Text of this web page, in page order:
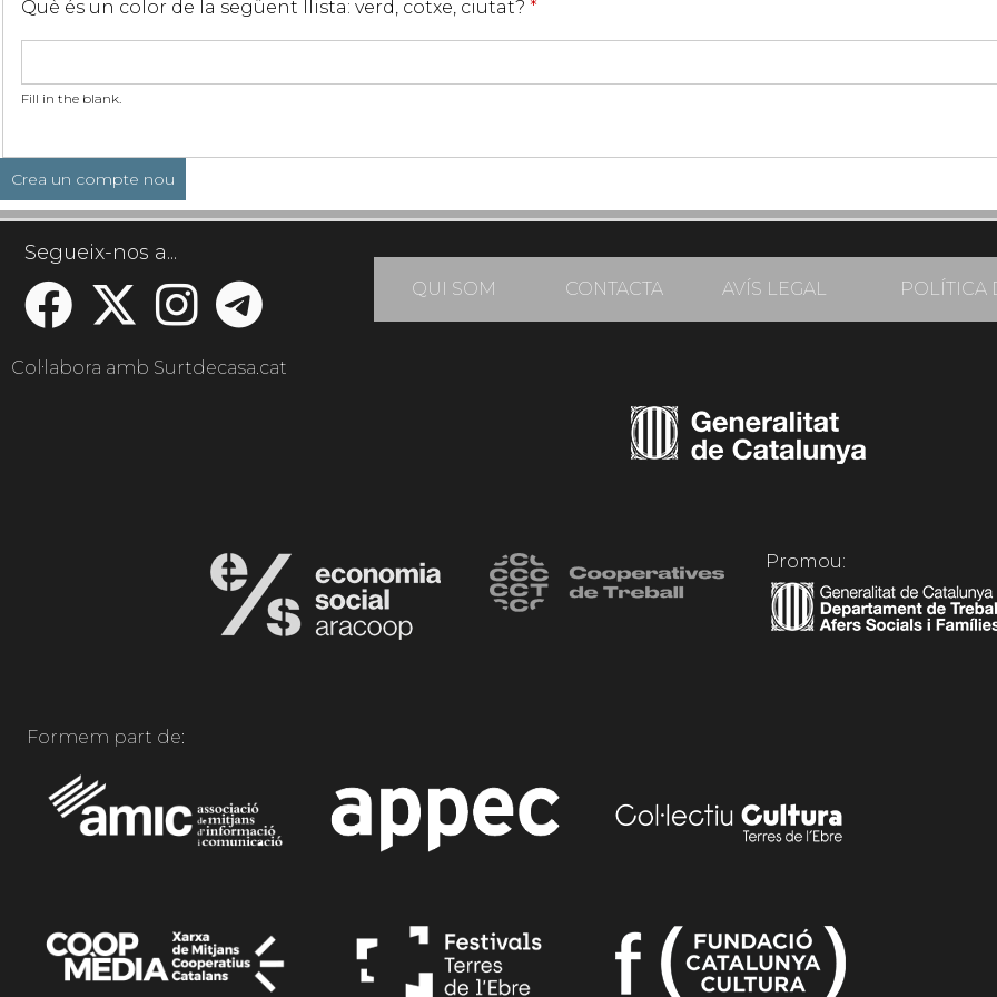
Què és un color de la següent llista: verd, cotxe, ciutat? *
Fill in the blank.
Segueix-nos a...
QUI SOM CONTACTA AVÍS LEGAL POLÍTICA
Col·labora amb Surtdecasa.cat
Promou:
Formem part de: